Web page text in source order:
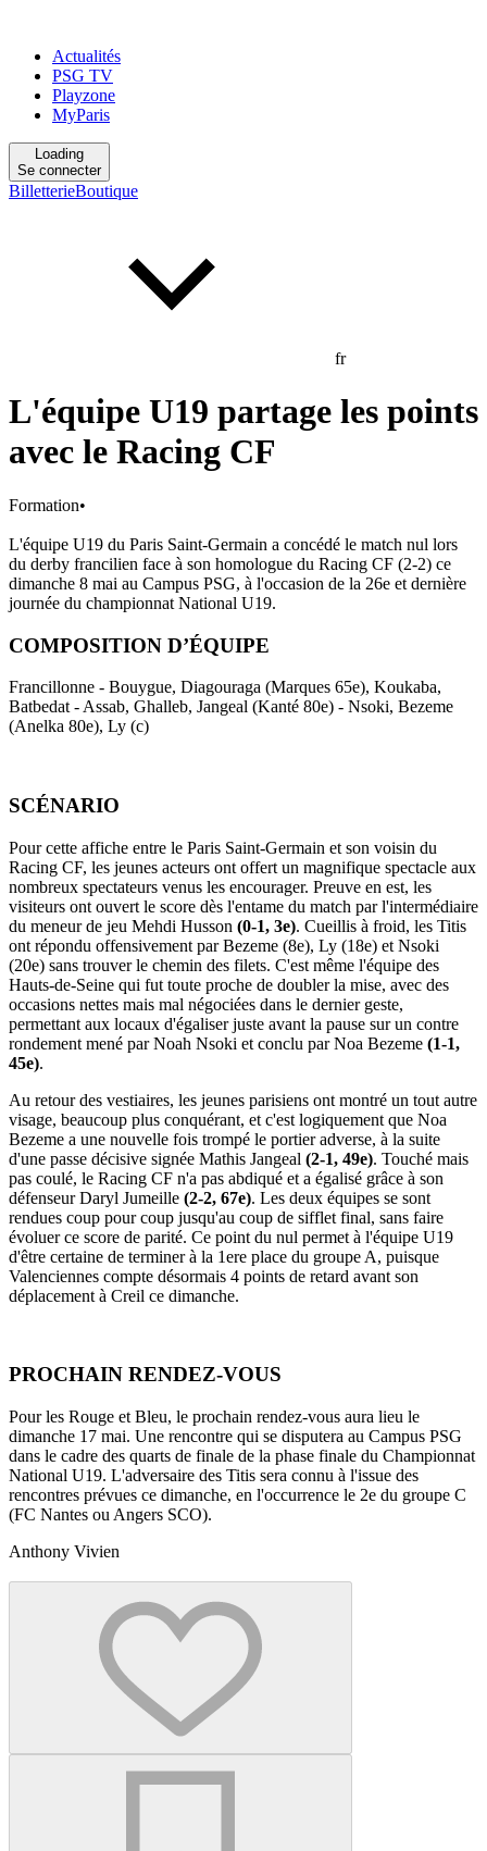
Actualités
PSG TV
Playzone
MyParis
Loading
Se connecter
BilletterieBoutique
fr
L'équipe U19 partage les points
avec le Racing CF
Formation•
L'équipe U19 du Paris Saint-Germain a concédé le match nul lors
du derby francilien face à son homologue du Racing CF (2-2) ce
dimanche 8 mai au Campus PSG, à l'occasion de la 26e et dernière
journée du championnat National U19.
COMPOSITION D’ÉQUIPE
Francillonne - Bouygue, Diagouraga (Marques 65e), Koukaba,
Batbedat - Assab, Ghalleb, Jangeal (Kanté 80e) - Nsoki, Bezeme
(Anelka 80e), Ly (c)
SCÉNARIO
Pour cette affiche entre le Paris Saint-Germain et son voisin du
Racing CF, les jeunes acteurs ont offert un magnifique spectacle aux
nombreux spectateurs venus les encourager. Preuve en est, les
visiteurs ont ouvert le score dès l'entame du match par l'intermédiaire
du meneur de jeu Mehdi Husson (0-1, 3e). Cueillis à froid, les Titis
ont répondu offensivement par Bezeme (8e), Ly (18e) et Nsoki
(20e) sans trouver le chemin des filets. C'est même l'équipe des
Hauts-de-Seine qui fut toute proche de doubler la mise, avec des
occasions nettes mais mal négociées dans le dernier geste,
permettant aux locaux d'égaliser juste avant la pause sur un contre
rondement mené par Noah Nsoki et conclu par Noa Bezeme (1-1,
45e).
Au retour des vestiaires, les jeunes parisiens ont montré un tout autre
visage, beaucoup plus conquérant, et c'est logiquement que Noa
Bezeme a une nouvelle fois trompé le portier adverse, à la suite
d'une passe décisive signée Mathis Jangeal (2-1, 49e). Touché mais
pas coulé, le Racing CF n'a pas abdiqué et a égalisé grâce à son
défenseur Daryl Jumeille (2-2, 67e). Les deux équipes se sont
rendues coup pour coup jusqu'au coup de sifflet final, sans faire
évoluer ce score de parité. Ce point du nul permet à l'équipe U19
d'être certaine de terminer à la 1ere place du groupe A, puisque
Valenciennes compte désormais 4 points de retard avant son
déplacement à Creil ce dimanche.
PROCHAIN RENDEZ-VOUS
Pour les Rouge et Bleu, le prochain rendez-vous aura lieu le
dimanche 17 mai. Une rencontre qui se disputera au Campus PSG
dans le cadre des quarts de finale de la phase finale du Championnat
National U19. L'adversaire des Titis sera connu à l'issue des
rencontres prévues ce dimanche, en l'occurrence le 2e du groupe C
(FC Nantes ou Angers SCO).
Anthony Vivien